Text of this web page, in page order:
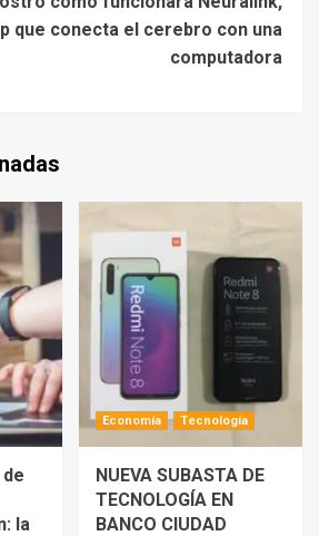
que conecta el cerebro con una
computadora
la
Economía Tecnología
NUEVA SUBASTA DE
TECNOLOGÍA EN
BANCO CIUDAD